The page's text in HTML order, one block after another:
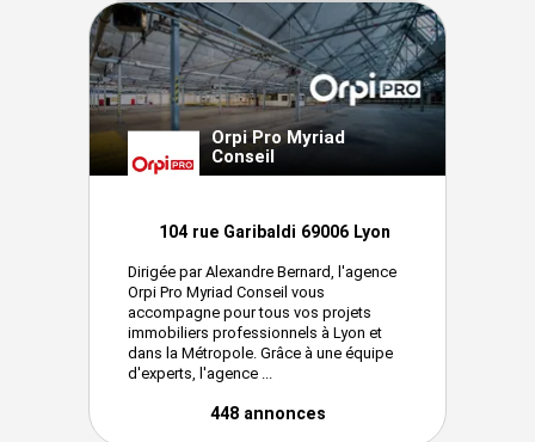
Orpi Pro Myriad
Conseil
104 rue Garibaldi 69006 Lyon
Dirigée par Alexandre Bernard, l'agence
Orpi Pro Myriad Conseil vous
accompagne pour tous vos projets
immobiliers professionnels à Lyon et
dans la Métropole. Grâce à une équipe
d'experts, l'agence ...
448 annonces